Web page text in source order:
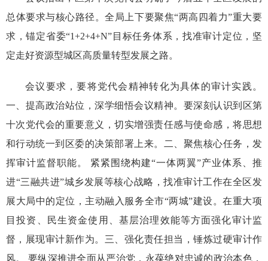
总体要求与核心路径。全局上下要聚焦“两高四着力”重大要
求，锚定省委“1+2+4+N”目标任务体系，找准审计定位，坚
定走好资源型城区高质量转型发展之路。
会议要求，要将党代会精神转化为具体的审计实践。
一、提高政治站位，深学细悟会议精神。要深刻认识到区第
十次党代会的重要意义，切实增强责任感与使命感，将思想
和行动统一到区委的决策部署上来。二、聚焦核心任务，发
挥审计监督职能。 紧紧围绕构建“一体两翼”产业体系、推
进“三融共进”城乡发展等核心战略，找准审计工作在全区发
展大局中的定位，主动融入服务全市“两城”建设。在重大项
目投资、民生资金使用、基层治理效能等方面强化审计监
督，展现审计新作为。三、强化责任担当，锤炼过硬审计作
风。 要纵深推进全面从严治党，永葆绝对忠诚的政治本色，